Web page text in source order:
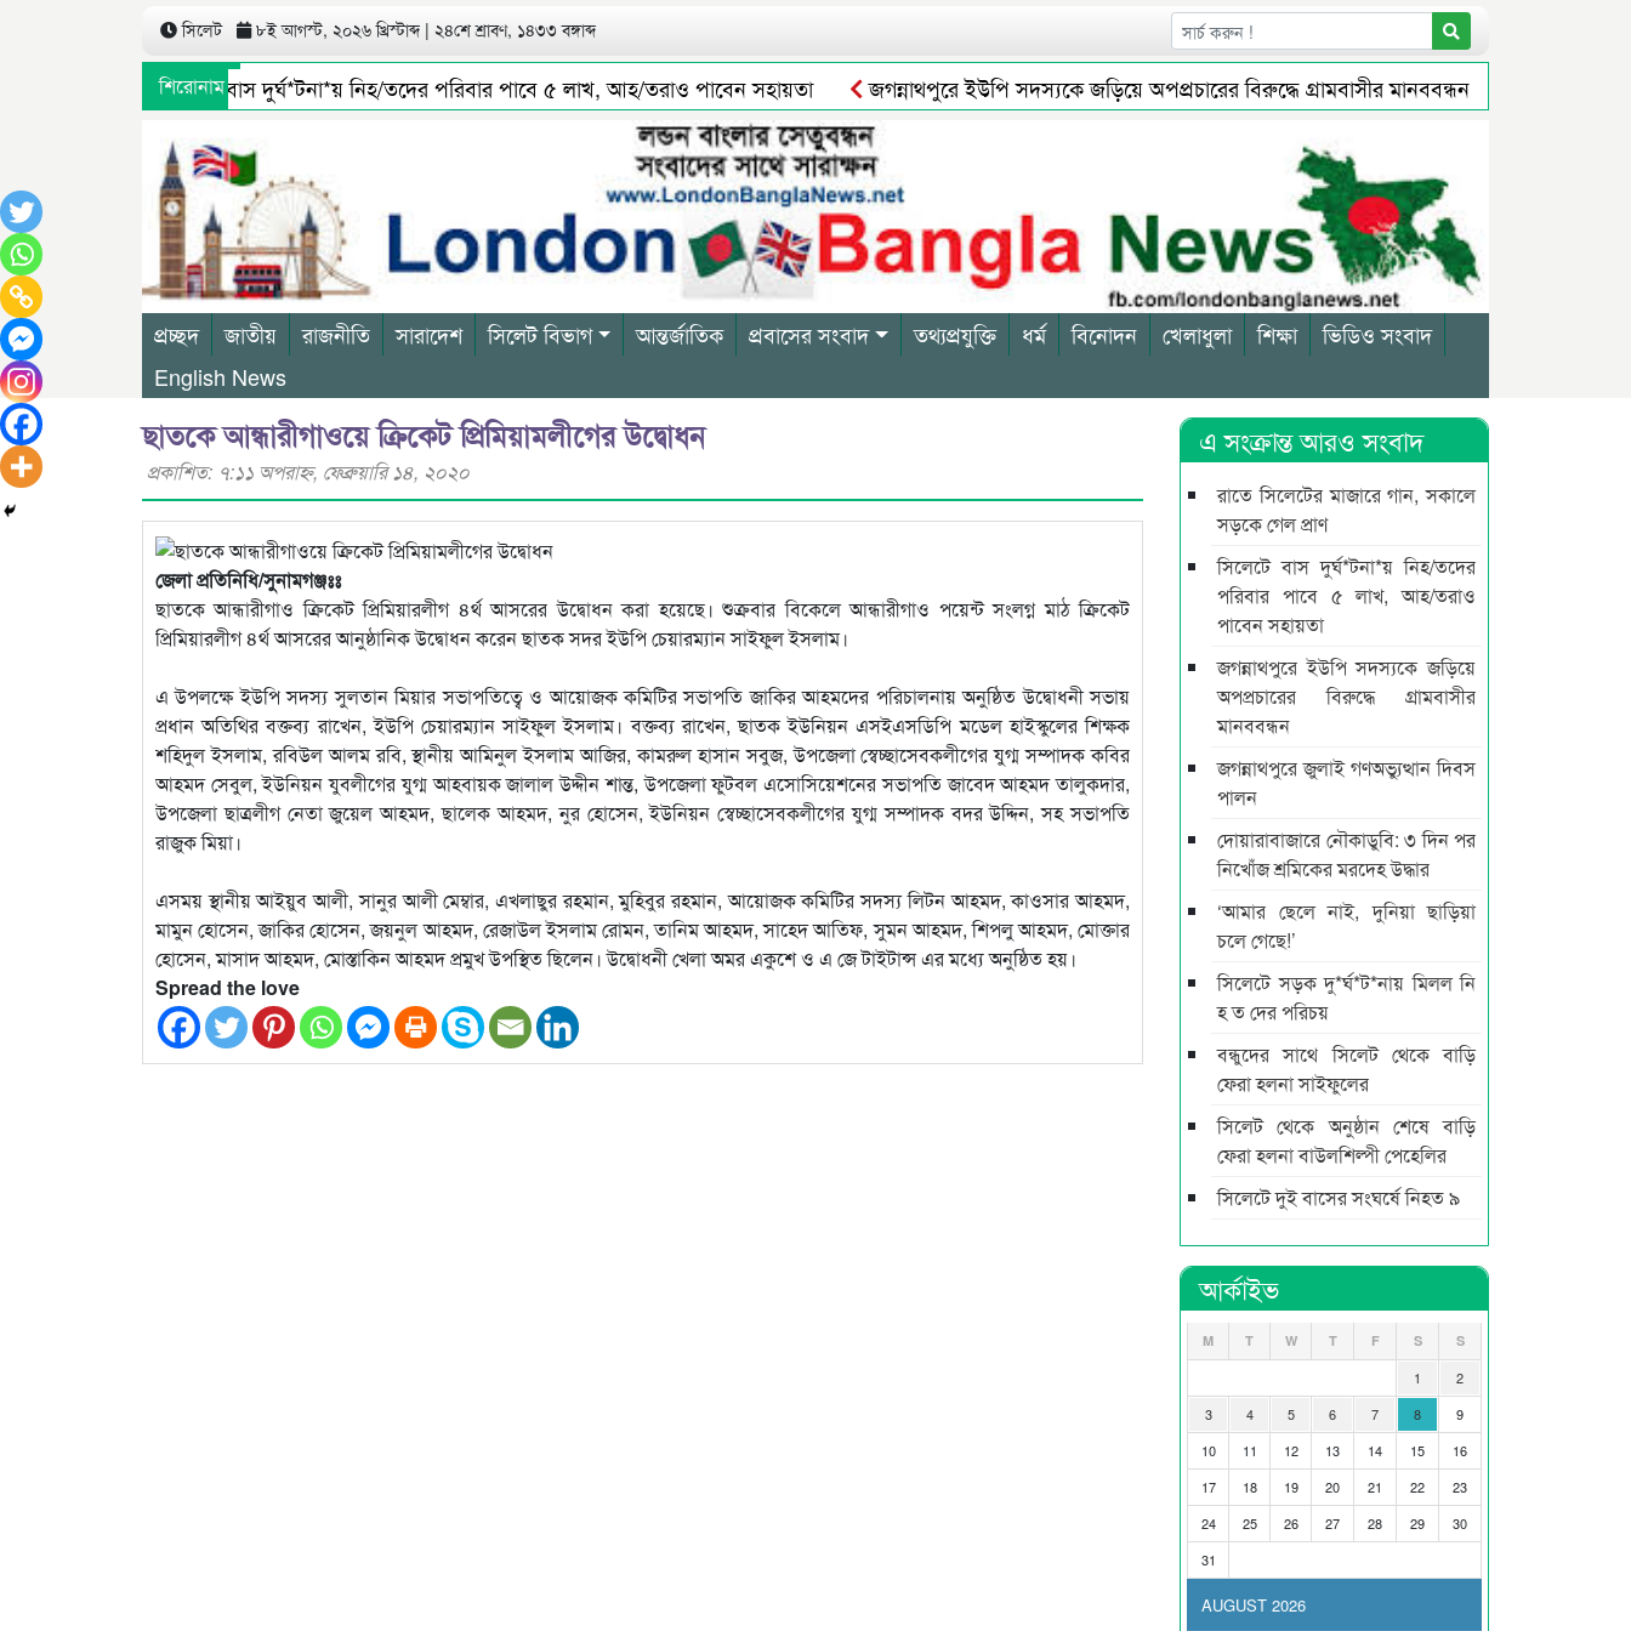
সিলেট ৮ই আগস্ট, ২০২৬ খ্রিস্টাব্দ | ২৪শে শ্রাবণ, ১৪৩৩ বঙ্গাব্দ
শিরোনাম
সিলেটে বাস দুর্ঘ*টনা*য় নিহ/তদের পরিবার পাবে ৫ লাখ, আহ/তরাও পাবেন সহায়তা জগন্নাথপুরে ইউপি সদস্যকে জড়িয়ে অপপ্রচারের বিরুদ্ধে গ্রামবাসীর মানববন্ধন
জৈন্তাপুর সারী ৩ বালু মহালে অবৈধ ভাবে বালু উত্তোলনের সত্যতা পাওয়া যায় নি
সিলেটে যেসব এলাকায় আজ ৬ ঘণ্টা গ্যাস বন্ধ থাকবে
প্রচ্ছদ জাতীয় রাজনীতি সারাদেশ সিলেট বিভাগ আন্তর্জাতিক প্রবাসের সংবাদ তথ্যপ্রযুক্তি ধর্ম বিনোদন খেলাধুলা শিক্ষা
ভিডিও সংবাদ
English News
ছাতকে আন্ধারীগাওয়ে ক্রিকেট প্রিমিয়ামলীগের উদ্বোধন
প্রকাশিত: ৭:১১ অপরাহ্ণ, ফেব্রুয়ারি ১৪, ২০২০
জেলা প্রতিনিধি/সুনামগঞ্জঃঃ
ছাতকে আন্ধারীগাও ক্রিকেট প্রিমিয়ারলীগ ৪র্থ আসরের উদ্বোধন করা হয়েছে। শুক্রবার বিকেলে আন্ধারীগাও পয়েন্ট সংলগ্ন মাঠ ক্রিকেট
প্রিমিয়ারলীগ ৪র্থ আসরের আনুষ্ঠানিক উদ্বোধন করেন ছাতক সদর ইউপি চেয়ারম্যান সাইফুল ইসলাম।
এ উপলক্ষে ইউপি সদস্য সুলতান মিয়ার সভাপতিত্বে ও আয়োজক কমিটির সভাপতি জাকির আহমদের পরিচালনায় অনুষ্ঠিত উদ্বোধনী সভায়
প্রধান অতিথির বক্তব্য রাখেন, ইউপি চেয়ারম্যান সাইফুল ইসলাম। বক্তব্য রাখেন, ছাতক ইউনিয়ন এসইএসডিপি মডেল হাইস্কুলের শিক্ষক
শহিদুল ইসলাম, রবিউল আলম রবি, স্থানীয় আমিনুল ইসলাম আজির, কামরুল হাসান সবুজ, উপজেলা স্বেচ্ছাসেবকলীগের যুগ্ম সম্পাদক কবির
আহমদ সেবুল, ইউনিয়ন যুবলীগের যুগ্ম আহবায়ক জালাল উদ্দীন শান্ত, উপজেলা ফুটবল এসোসিয়েশনের সভাপতি জাবেদ আহমদ তালুকদার,
উপজেলা ছাত্রলীগ নেতা জুয়েল আহমদ, ছালেক আহমদ, নুর হোসেন, ইউনিয়ন স্বেচ্ছাসেবকলীগের যুগ্ম সম্পাদক বদর উদ্দিন, সহ সভাপতি
রাজুক মিয়া।
এসময় স্থানীয় আইয়ুব আলী, সানুর আলী মেম্বার, এখলাছুর রহমান, মুহিবুর রহমান, আয়োজক কমিটির সদস্য লিটন আহমদ, কাওসার আহমদ,
মামুন হোসেন, জাকির হোসেন, জয়নুল আহমদ, রেজাউল ইসলাম রোমন, তানিম আহমদ, সাহেদ আতিফ, সুমন আহমদ, শিপলু আহমদ, মোক্তার
হোসেন, মাসাদ আহমদ, মোস্তাকিন আহমদ প্রমুখ উপস্থিত ছিলেন। উদ্বোধনী খেলা অমর একুশে ও এ জে টাইটান্স এর মধ্যে অনুষ্ঠিত হয়।
Spread the love
এ সংক্রান্ত আরও সংবাদ
রাতে সিলেটের মাজারে গান, সকালে
সড়কে গেল প্রাণ
সিলেটে বাস দুর্ঘ*টনা*য় নিহ/তদের
পরিবার পাবে ৫ লাখ, আহ/তরাও
পাবেন সহায়তা
জগন্নাথপুরে ইউপি সদস্যকে জড়িয়ে
অপপ্রচারের বিরুদ্ধে গ্রামবাসীর
মানববন্ধন
জগন্নাথপুরে জুলাই গণঅভ্যুত্থান দিবস
পালন
দোয়ারাবাজারে নৌকাডুবি: ৩ দিন পর
নিখোঁজ শ্রমিকের মরদেহ উদ্ধার
‘আমার ছেলে নাই, দুনিয়া ছাড়িয়া
চলে গেছে!’
সিলেটে সড়ক দু*র্ঘ*ট*নায় মিলল নি
হ ত দের পরিচয়
বন্ধুদের সাথে সিলেট থেকে বাড়ি
ফেরা হলনা সাইফুলের
সিলেট থেকে অনুষ্ঠান শেষে বাড়ি
ফেরা হলনা বাউলশিল্পী পেহেলির
সিলেটে দুই বাসের সংঘর্ষে নিহত ৯
আর্কাইভ
AUGUST 2026
M T W T F S S
1
2
3
4 5 6 7 8
9
10
11 12 13 14 15
16
17
18 19 20 21 22
23
24
25 26 27 28 29
30
31